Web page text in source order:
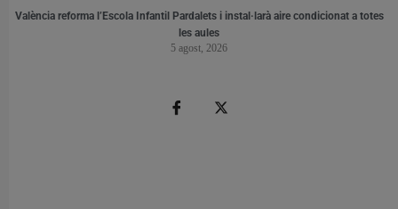
València reforma l’Escola Infantil Pardalets i instal·larà aire condicionat a totes
les aules
5 agost, 2026